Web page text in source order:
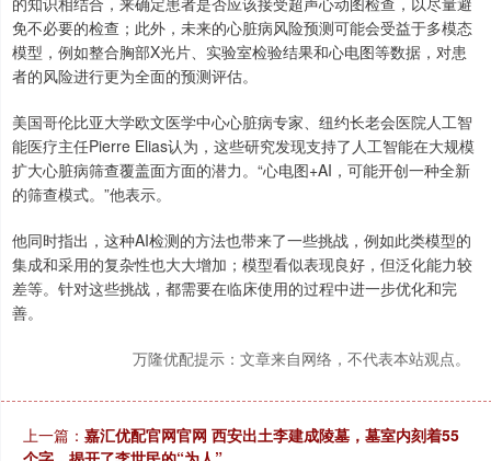
免不必要的检查；此外，未来的心脏病风险预测可能会受益于多模态
模型，例如整合胸部X光片、实验室检验结果和心电图等数据，对患
者的风险进行更为全面的预测评估。
美国哥伦比亚大学欧文医学中心心脏病专家、纽约长老会医院人工智
能医疗主任Pierre Elias认为，这些研究发现支持了人工智能在大规模
扩大心脏病筛查覆盖面方面的潜力。“心电图+AI，可能开创一种全新
的筛查模式。”他表示。
他同时指出，这种AI检测的方法也带来了一些挑战，例如此类模型的
集成和采用的复杂性也大大增加；模型看似表现良好，但泛化能力较
差等。针对这些挑战，都需要在临床使用的过程中进一步优化和完
善。
万隆优配提示：文章来自网络，不代表本站观点。
上一篇： 嘉汇优配官网官网 西安出土李建成陵墓，墓室内刻着55